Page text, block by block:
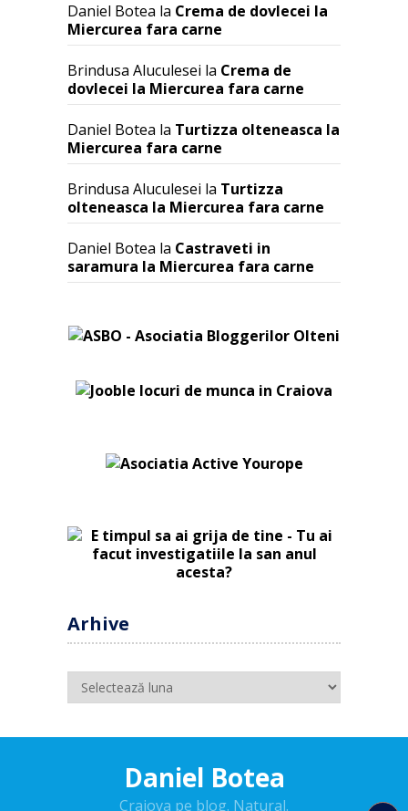
Daniel Botea la Crema de dovlecei la
Miercurea fara carne
Brindusa Aluculesei la Crema de
dovlecei la Miercurea fara carne
Daniel Botea la Turtizza olteneasca la
Miercurea fara carne
Brindusa Aluculesei la Turtizza
olteneasca la Miercurea fara carne
Daniel Botea la Castraveti in
saramura la Miercurea fara carne
Arhive
Arhive
Daniel Botea
Craiova pe blog. Natural.